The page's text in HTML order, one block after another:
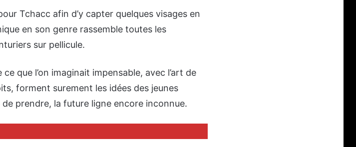
Tchacc afin d’y capter quelques visages en
en son genre rassemble toutes les
sur pellicule.
que l’on imaginait impensable, avec l’art de
forment surement les idées des jeunes
prendre, la future ligne encore inconnue.